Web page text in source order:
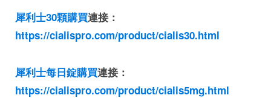
犀利士30顆購買連接：
https://cialispro.com/product/cialis30.html
犀利士每日錠購買連接：
https://cialispro.com/product/cialis5mg.html